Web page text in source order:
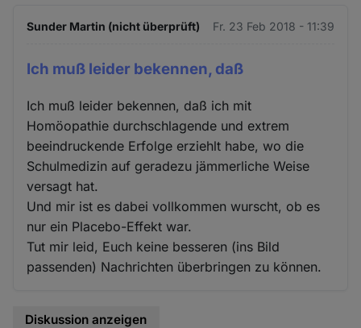
Sunder Martin (nicht überprüft) Fr. 23 Feb 2018 - 11:39
Ich muß leider bekennen, daß
Ich muß leider bekennen, daß ich mit
Homöopathie durchschlagende und extrem
beeindruckende Erfolge erziehlt habe, wo die
Schulmedizin auf geradezu jämmerliche Weise
versagt hat.
Und mir ist es dabei vollkommen wurscht, ob es
nur ein Placebo-Effekt war.
Tut mir leid, Euch keine besseren (ins Bild
passenden) Nachrichten überbringen zu können.
Diskussion anzeigen